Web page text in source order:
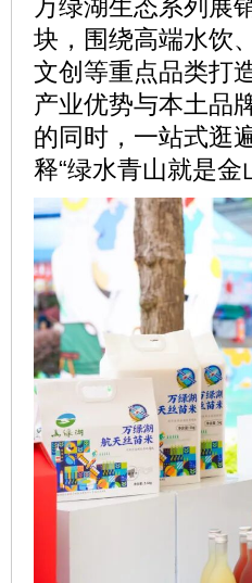
万绿湖生态系列展
块，围绕高端水饮
文创等重点品类打
产业优势与本土品
的同时，一站式逛
释“绿水青山就是金